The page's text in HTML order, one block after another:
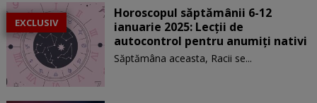
EXCLUSIV
Horoscopul săptămânii 6-12
ianuarie 2025: Lecții de
autocontrol pentru anumiți nativi
Săptămâna aceasta, Racii se...